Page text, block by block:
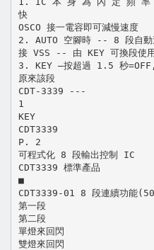
快
OSCO 接一電容即可減慢速度
2. AUTO 空腳時 -- 8 段自動
接 VSS -- 由 KEY 可換段使
3. KEY –按超過 1.5 秒
原來該段
CDT-3339 ---
1
KEY
CDT3339
P. 2
可程式化 8 段輸出控制 IC
CDT3339 標準產品
■
CDT3339-01 8 段連續功能
第一段
第二段
單燈來回閃
雙燈來回閃